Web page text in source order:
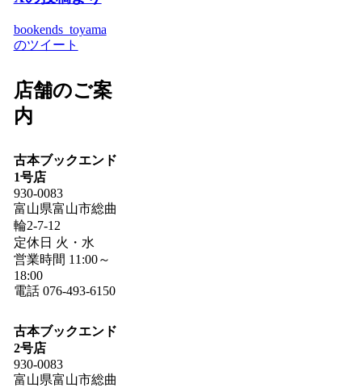
bookends_toyama
のツイート
店舗のご案
内
古本ブックエンド
1号店
930-0083
富山県富山市総曲
輪2-7-12
定休日 火・水
営業時間 11:00～
18:00
電話 076-493-6150
古本ブックエンド
2号店
930-0083
富山県富山市総曲